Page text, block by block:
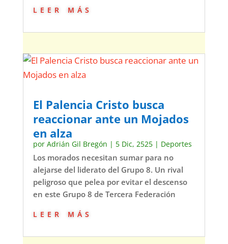
leer más
El Palencia Cristo busca
reaccionar ante un Mojados
en alza
por Adrián Gil Bregón | 5 Dic, 2525| Deportes
Los morados necesitan sumar para no
alejarse del liderato del Grupo 8. Un rival
peligroso que pelea por evitar el descenso
en este Grupo 8 de Tercera Federación
leer más